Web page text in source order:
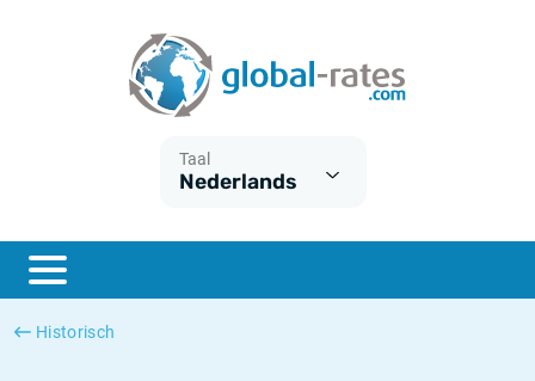
Taal
Nederlands
Historisch
ESTER
SONIA
Wat is CPI inflatie?
Wat is HICP inflatie?
Nederlandse inflatie - CPI
Amerikaanse inflatie - CPI
Euribor historie
SOFR historie
TONAR historie
Inflatiecalculator